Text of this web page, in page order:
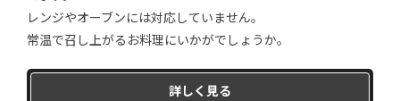
レンジやオーブンには対応していません。
常温で召し上がるお料理にいかがでしょうか。
詳しく見る